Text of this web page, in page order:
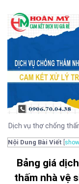
Dịch vụ thợ chống
Nội Dung Bài Viết show
Bảng giá
thấm nhà vệ